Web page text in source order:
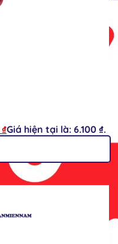
₫Giá hiện tại là: 6.100 ₫.